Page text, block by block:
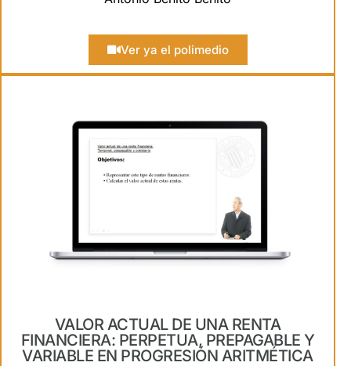
Ver ya el polimedio
VALOR ACTUAL DE UNA RENTA
FINANCIERA: PERPETUA, PREPAGABLE Y
VARIABLE EN PROGRESIÓN ARITMÉTICA